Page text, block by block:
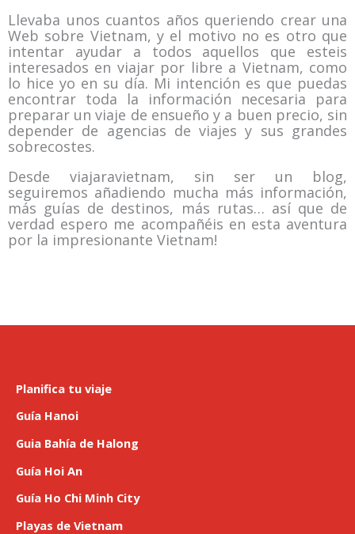
Llevaba unos cuantos años queriendo crear una
Web sobre Vietnam, y el motivo no es otro que
intentar ayudar a todos aquellos que esteis
interesados en viajar por libre a Vietnam, como
lo hice yo en su día. Mi intención es que puedas
encontrar toda la información necesaria para
preparar un viaje de ensueño y a buen precio, sin
depender de agencias de viajes y sus grandes
sobrecostes.
Desde viajaravietnam, sin ser un blog,
seguiremos añadiendo mucha más información,
más guías de destinos, más rutas… así que de
verdad espero me acompañéis en esta aventura
por la impresionante Vietnam!
Planifica tu viaje
Guía Hanoi
Guia Bahía de Halong
Guía Hoi An
Guía Ho Chi Minh City
Playas de Vietnam